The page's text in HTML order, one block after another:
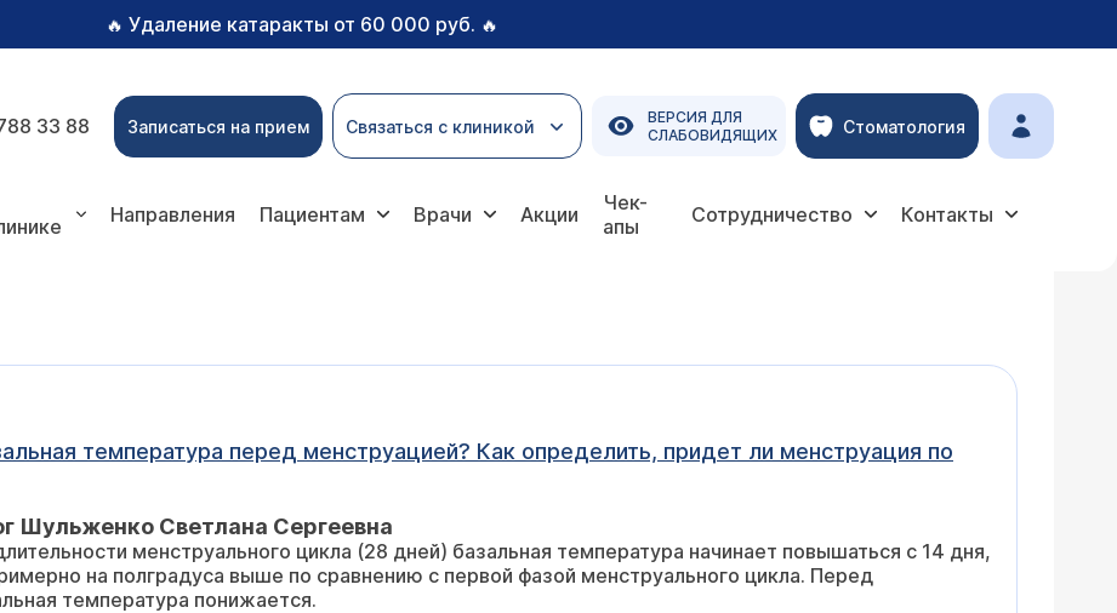
🔥 Удаление катаракты от 60 000 руб. 🔥
33 88 Записаться на прием Связаться с клиникой
ВЕРСИЯ ДЛЯ
СЛАБОВИДЯЩИХ
Стоматология
Направления Пациентам Врачи Акции
Чек-
апы
Сотрудничество Контакты
температура перед менструацией? Как определить, придет ли менструация по
Шульженко Светлана Сергеевна
менструального цикла (28 дней) базальная температура начинает повышаться с 14 дня,
на полградуса выше по сравнению с первой фазой менструального цикла. Перед
температура понижается.